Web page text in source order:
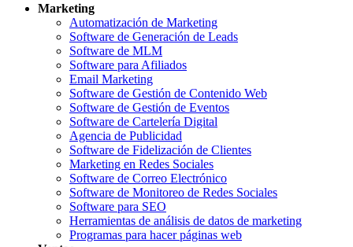
Marketing
Automatización de Marketing
Software de Generación de Leads
Software de MLM
Software para Afiliados
Email Marketing
Software de Gestión de Contenido Web
Software de Gestión de Eventos
Software de Cartelería Digital
Agencia de Publicidad
Software de Fidelización de Clientes
Marketing en Redes Sociales
Software de Correo Electrónico
Software de Monitoreo de Redes Sociales
Software para SEO
Herramientas de análisis de datos de marketing
Programas para hacer páginas web